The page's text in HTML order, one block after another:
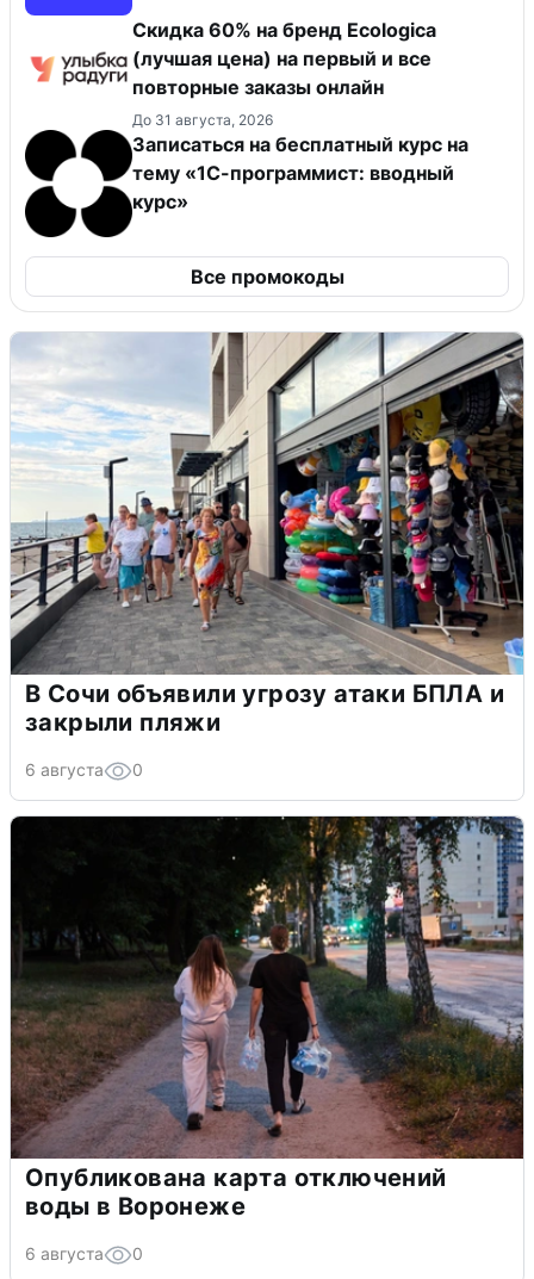
Скидка 60% на бренд Ecologica
(лучшая цена) на первый и все
повторные заказы онлайн
До 31 августа, 2026
Записаться на бесплатный курс на
тему «1С-программист: вводный
курс»
Все промокоды
В Сочи объявили угрозу атаки БПЛА и
закрыли пляжи
6 августа 0
Опубликована карта отключений
воды в Воронеже
6 августа 0